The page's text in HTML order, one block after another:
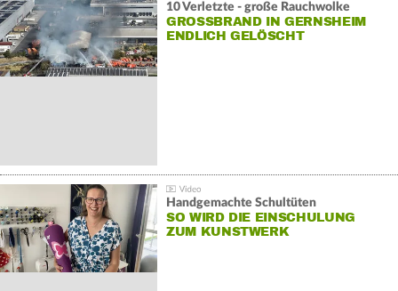
10 Verletzte - große Rauchwolke
GROSSBRAND IN GERNSHEIM E
NDLICH GELÖSCHT
Handgemachte Schultüten
SO WIRD DIE EINSCHULUNG
ZUM KUNSTWERK